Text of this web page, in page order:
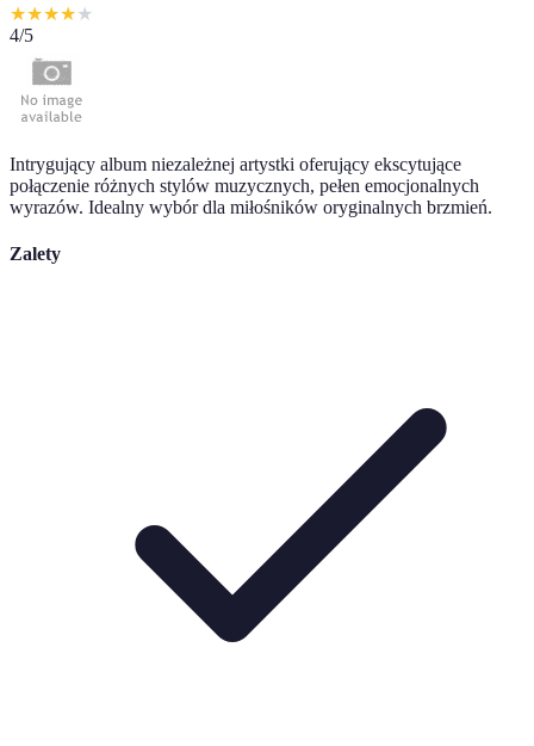
★★★★★
4/5
Intrygujący album niezależnej artystki oferujący ekscytujące
połączenie różnych stylów muzycznych, pełen emocjonalnych
wyrazów. Idealny wybór dla miłośników oryginalnych brzmień.
Zalety